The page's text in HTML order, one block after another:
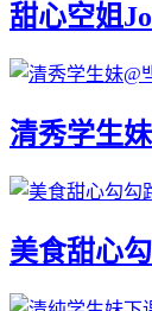
甜心空姐
清秀学生妹
美食甜心